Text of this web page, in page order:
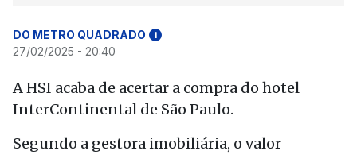
DO METRO QUADRADO i
27/02/2025 - 20:40
A HSI acaba de acertar a compra do hotel
InterContinental de São Paulo.
Segundo a gestora imobiliária, o valor